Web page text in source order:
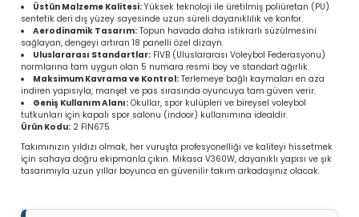
| Dayanıklı ve Modüler
Üstün Malzeme Kalitesi: Yüksek teknoloji ile üretilmiş poliüretan (PU)
sentetik deri dış yüzey sayesinde uzun süreli dayanıklılık ve konfor.
Aerodinamik Tasarım: Topun havada daha istikrarlı süzülmesini
sağlayan, dengeyi artıran 18 panelli özel dizayn.
Uluslararası Standartlar: FIVB (Uluslararası Voleybol Federasyonu)
normlarına tam uygun olan 5 numara resmi boy ve standart ağırlık.
Maksimum Kavrama ve Kontrol: Terlemeye bağlı kaymaları en aza
indiren yapısıyla, manşet ve pas sırasında oyuncuya tam güven verir.
Geniş Kullanım Alanı: Okullar, spor kulüpleri ve bireysel voleybol
tutkunları için kapalı spor salonu (indoor) kullanımına idealdir.
Ürün Kodu: 2 FİN675
Takımınızın yıldızı olmak, her vuruşta profesyonelliği ve kaliteyi hissetmek
için sahaya doğru ekipmanla çıkın. Mikasa V360W, dayanıklı yapısı ve şık
tasarımıyla uzun yıllar boyunca en güvenilir takım arkadaşınız olacak.